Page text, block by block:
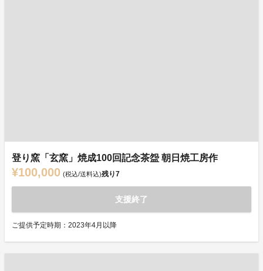
登り窯「玄窯」焼成100回記念茶盌 朝日焼工房作
¥100,000 (税込/送料込)残り7
支援終了
ご提供予定時期：2023年4月以降